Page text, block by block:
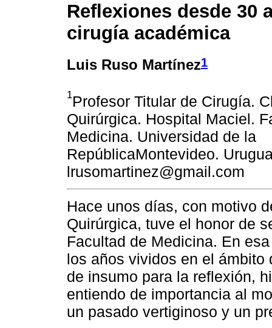
Reflexiones desde 30
cirugía académica
Luis Ruso Martínez1
1Profesor Titular de Cirugía.
Quirúrgica. Hospital Maciel.
Medicina. Universidad de la
RepúblicaMontevideo.
lrusomartinez@gmail.com
Hace unos días, con motivo
Quirúrgica, tuve el honor de
Facultad de Medicina. En
los años vividos en el
de insumo para la reflexión,
entiendo de importancia al
un pasado vertiginoso y un